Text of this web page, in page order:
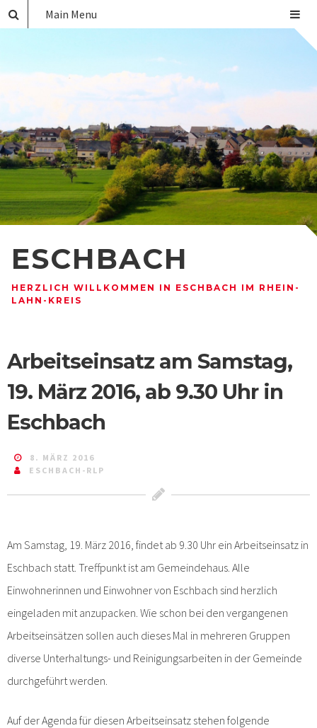
ESCHBACH
HERZLICH WILLKOMMEN IN ESCHBACH IM RHEIN-
LAHN-KREIS
Main Menu
Arbeitseinsatz am Samstag,
19. März 2016, ab 9.30 Uhr in
Eschbach
8. MÄRZ 2016
ESCHBACH-RLP
Am Samstag, 19. März 2016, findet ab 9.30 Uhr ein Arbeitseinsatz in
Eschbach statt. Treffpunkt ist am Gemeindehaus. Alle
Einwohnerinnen und Einwohner von Eschbach sind herzlich
eingeladen mit anzupacken. Wie schon bei den vergangenen
Arbeitseinsätzen sollen auch dieses Mal in mehreren Gruppen
diverse Unterhaltungs- und Reinigungsarbeiten in der Gemeinde
durchgeführt werden.
Auf der Agenda für diesen Arbeitseinsatz stehen folgende